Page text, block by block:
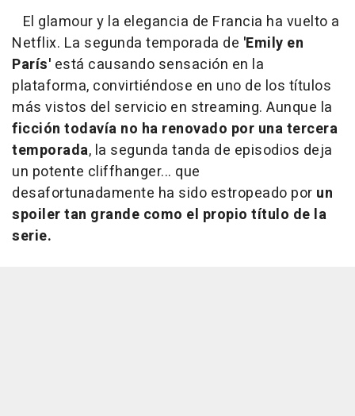
El glamour y la elegancia de Francia ha vuelto a
Netflix. La segunda temporada de 'Emily en
París' está causando sensación en la
plataforma, convirtiéndose en uno de los títulos
más vistos del servicio en streaming. Aunque la
ficción todavía no ha renovado por una tercera
temporada, la segunda tanda de episodios deja
un potente cliffhanger... que
desafortunadamente ha sido estropeado por un
spoiler tan grande como el propio título de la
serie.